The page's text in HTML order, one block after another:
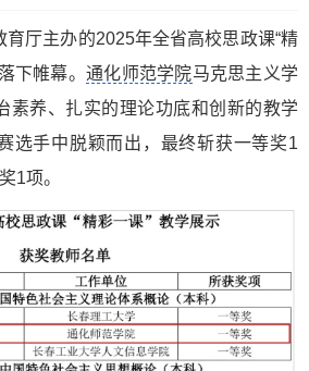
育厅主办的2025年全省高校思政课“精
下帷幕。通化师范学院马克思主义学
素养、扎实的理论功底和创新的教学
选手中脱颖而出，最终斩获一等奖1
1项。